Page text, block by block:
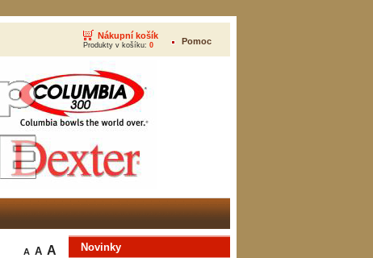
Nákupní košík
Produkty v košíku: 0 Pomoc
Novinky
A A A